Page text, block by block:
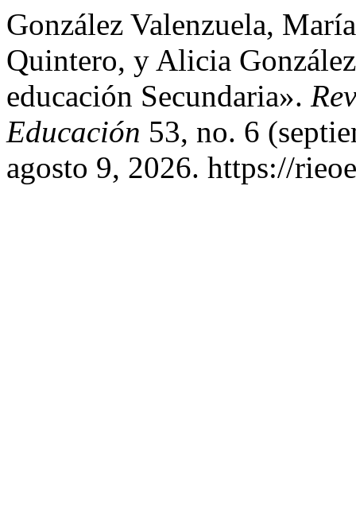
González Valenzuela,
Quintero, y Alicia
educación Secundaria».
Educación 53, no. 6
agosto 9, 2026. https://